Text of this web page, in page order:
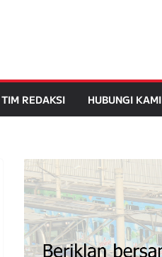
TIM REDAKSI HUBUNGI KAMI